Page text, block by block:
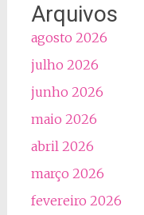
Arquivos
agosto 2026
julho 2026
junho 2026
maio 2026
abril 2026
março 2026
fevereiro 2026